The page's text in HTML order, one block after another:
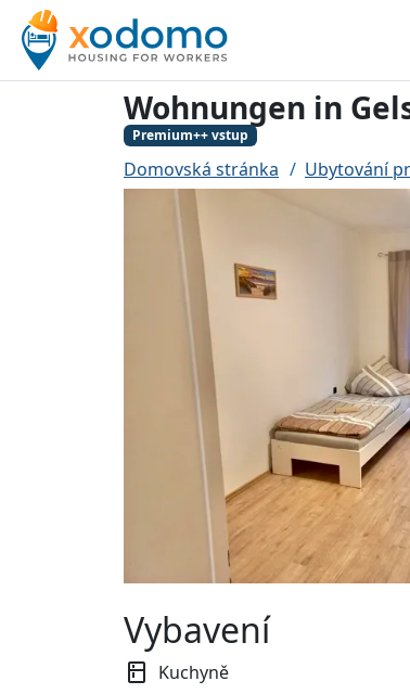
Wohnungen in
Premium++ vstup
Domovská stránka Ubytování
Vybavení
Kuchyně